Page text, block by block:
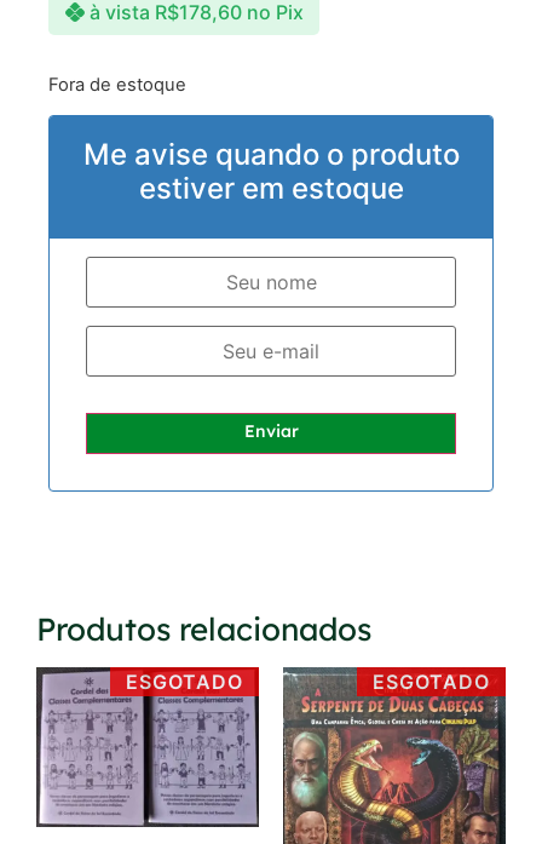
à vista R$178,60 no Pix
Fora de estoque
Me avise quando o produto
estiver em estoque
Enviar
Produtos relacionados
ESGOTADO ESGOTADO